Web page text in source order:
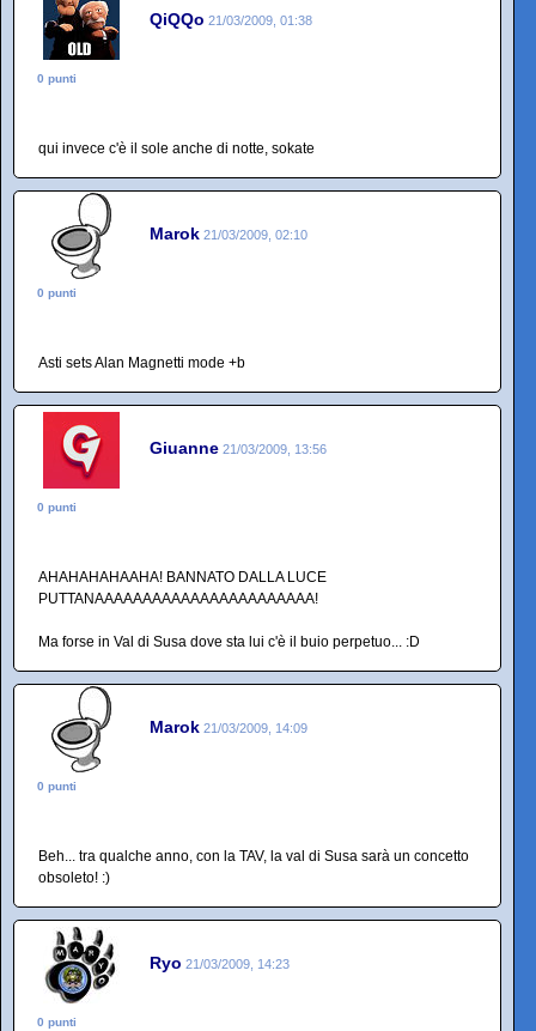
QiQQo 21/03/2009, 01:38
0 punti
qui invece c'è il sole anche di notte, sokate
Marok 21/03/2009, 02:10
0 punti
Asti sets Alan Magnetti mode +b
Giuanne 21/03/2009, 13:56
0 punti
AHAHAHAHAAHA! BANNATO DALLA LUCE
PUTTANAAAAAAAAAAAAAAAAAAAAAAA!
Ma forse in Val di Susa dove sta lui c'è il buio perpetuo... :D
Marok 21/03/2009, 14:09
0 punti
Beh... tra qualche anno, con la TAV, la val di Susa sarà un concetto
obsoleto! :)
Ryo 21/03/2009, 14:23
0 punti